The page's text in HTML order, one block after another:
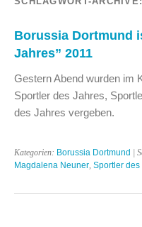
Borussia Dortmund
Jahres” 2011
Gestern Abend wurden im
Sportler des Jahres,
des Jahres vergeben.
Kategorien: Borussia Dortmund |
Magdalena Neuner Sportler des